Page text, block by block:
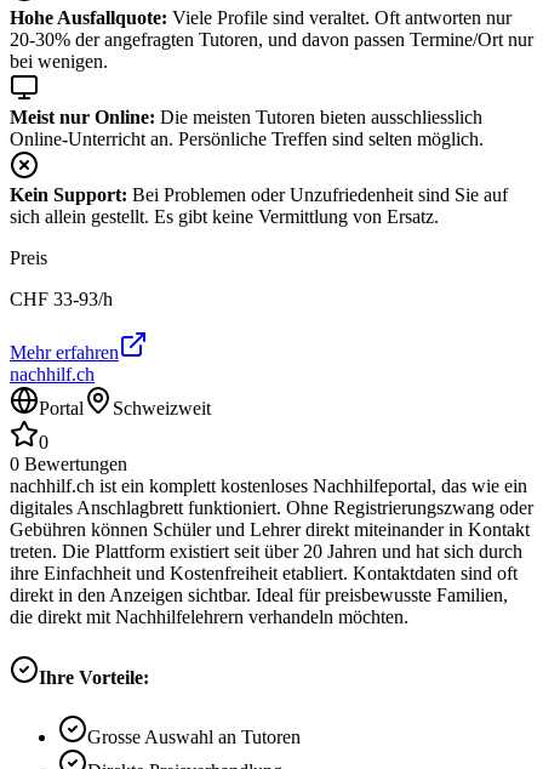
Hohe Ausfallquote: Viele Profile sind veraltet. Oft antworten nur
20-30% der angefragten Tutoren, und davon passen Termine/Ort nur
bei wenigen.
Meist nur Online: Die meisten Tutoren bieten ausschliesslich
Online-Unterricht an. Persönliche Treffen sind selten möglich.
Kein Support: Bei Problemen oder Unzufriedenheit sind Sie auf
sich allein gestellt. Es gibt keine Vermittlung von Ersatz.
Preis
CHF 33-93/h
Mehr erfahren
nachhilf.ch
Portal
Schweizweit
0
0 Bewertungen
nachhilf.ch ist ein komplett kostenloses Nachhilfeportal, das wie ein
digitales Anschlagbrett funktioniert. Ohne Registrierungszwang oder
Gebühren können Schüler und Lehrer direkt miteinander in Kontakt
treten. Die Plattform existiert seit über 20 Jahren und hat sich durch
ihre Einfachheit und Kostenfreiheit etabliert. Kontaktdaten sind oft
direkt in den Anzeigen sichtbar. Ideal für preisbewusste Familien,
die direkt mit Nachhilfelehrern verhandeln möchten.
Ihre Vorteile:
Grosse Auswahl an Tutoren